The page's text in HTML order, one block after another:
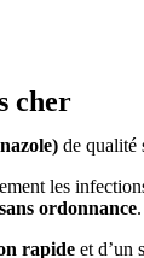
cher
de qualité
les
sans ordonnance.
rapide et d’un